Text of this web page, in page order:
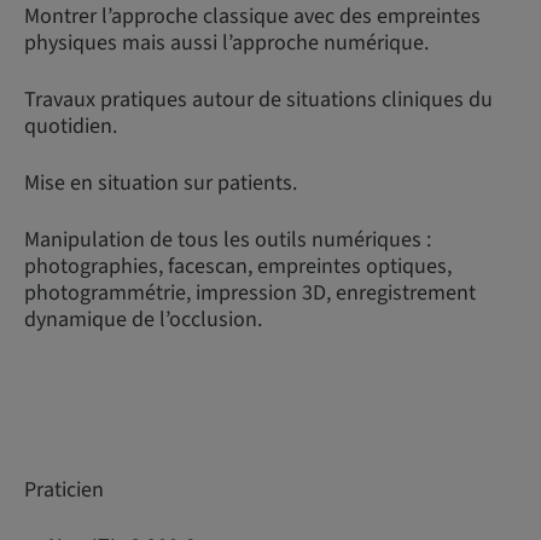
Montrer l’approche classique avec des empreintes
physiques mais aussi l’approche numérique.
Travaux pratiques autour de situations cliniques du
quotidien.
Mise en situation sur patients.
Manipulation de tous les outils numériques :
photographies, facescan, empreintes optiques,
photogrammétrie, impression 3D, enregistrement
dynamique de l’occlusion.
Praticien